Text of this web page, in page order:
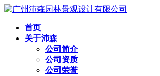
首页
关于沛森
公司简介
公司资质
公司荣誉